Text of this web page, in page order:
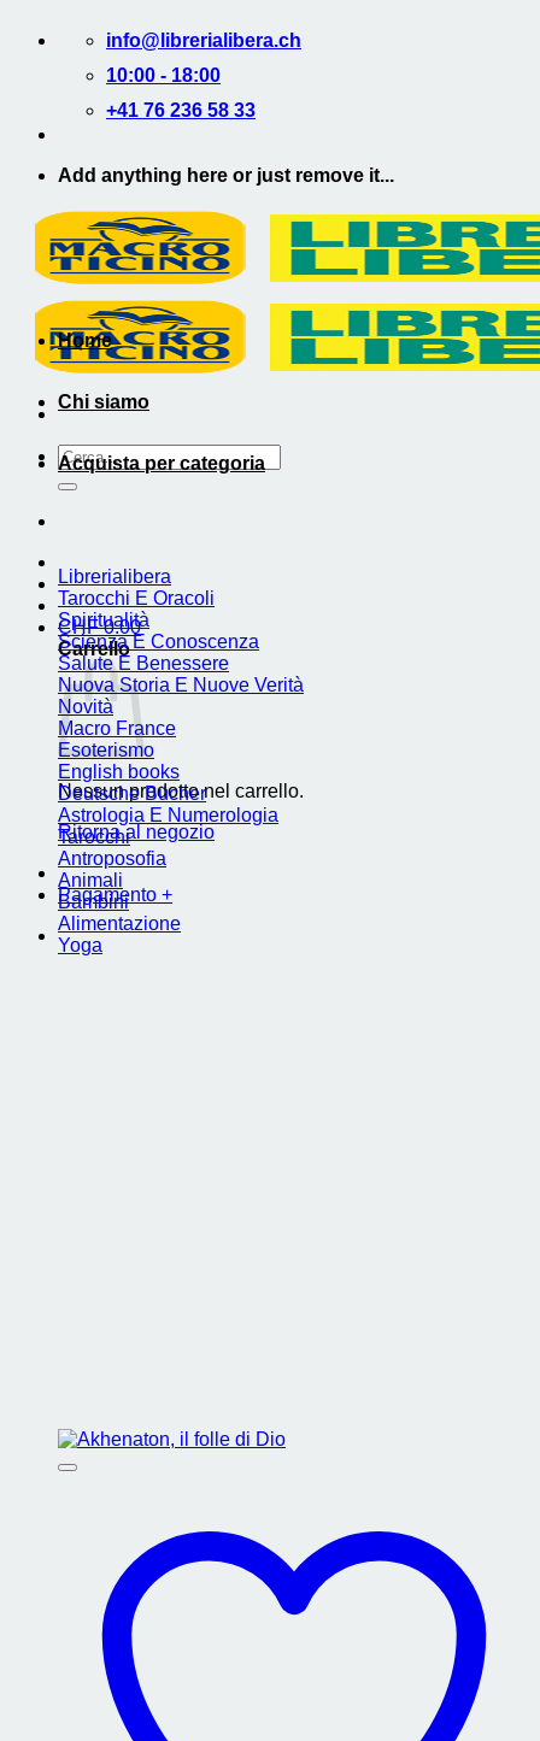
contenuti
info@librerialibera.ch
10:00 - 18:00
+41 76 236 58 33
Add anything here or just remove it...
Cerca:
CHF0.00
Carrello
Nessun prodotto nel carrello.
Ritorna al negozio
Pagamento +
Home
Chi siamo
Acquista per categoria
Librerialibera
Tarocchi E Oracoli
Spiritualità
Scienza E Conoscenza
Salute E Benessere
Nuova Storia E Nuove Verità
Novità
Macro France
Esoterismo
English books
Deutsche Bücher
Astrologia E Numerologia
Tarocchi
Antroposofia
Animali
Bambini
Alimentazione
Yoga